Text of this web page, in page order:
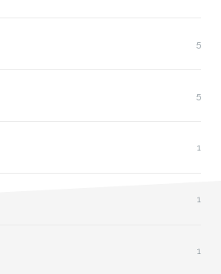
5
5
1
1
1